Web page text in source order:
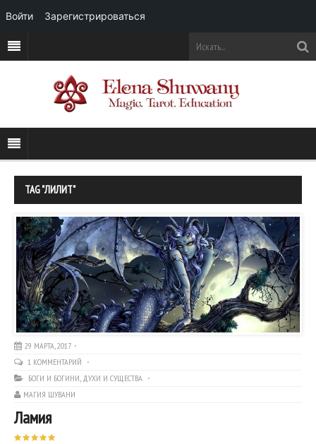
TAG "ЛИЛИТ"
29 МАРТА, 2017
1 КОММЕНТАРИЙ
БОГИ И БОГИНИ, ДУХИ И СУЩЕСТВА
МАГИЯ ШУВАНИ
Ламия
Войти Зарегистрироваться